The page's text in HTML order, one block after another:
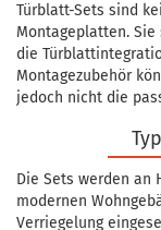
Türblatt-Sets sind
Montageplatten.
die
Montagezubehör
jedoch nicht die
Die Sets werden an
modernen
Verriegelung